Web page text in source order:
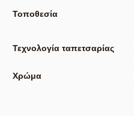
Τοποθεσία
Τεχνολογία ταπετσαρίας
Χρώμα